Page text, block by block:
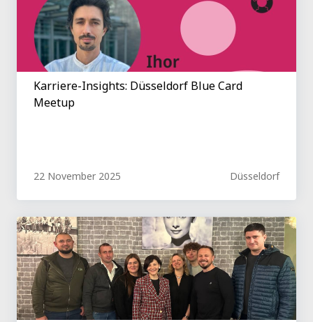
Karriere-Insights: Düsseldorf Blue Card
Meetup
22 November 2025 Düsseldorf